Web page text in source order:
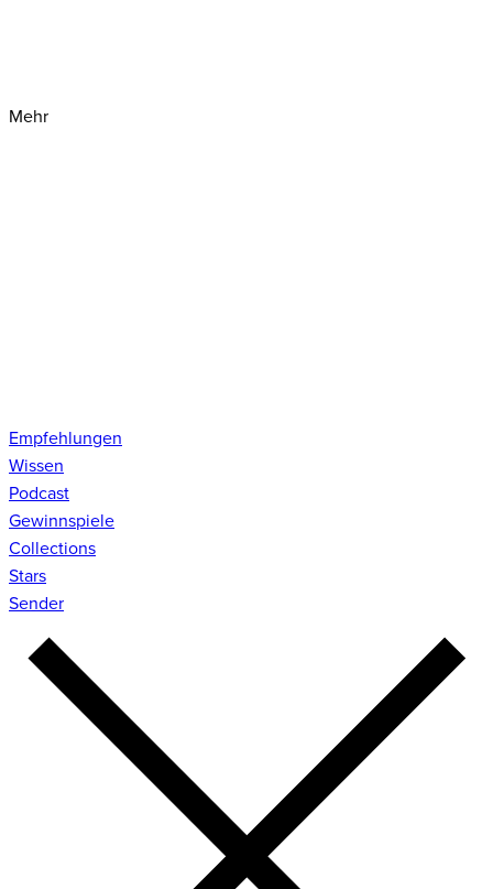
Mehr
Empfehlungen
Wissen
Podcast
Gewinnspiele
Collections
Stars
Sender